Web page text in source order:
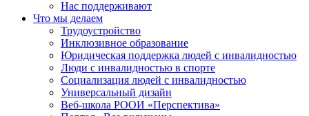
Нас поддерживают
Что мы делаем
Трудоустройство
Инклюзивное образование
Юридическая поддержка людей с инвалидностью
Люди с инвалидностью в спорте
Социализация людей с инвалидностью
Универсальный дизайн
Веб-школа РООИ «Перспектива»